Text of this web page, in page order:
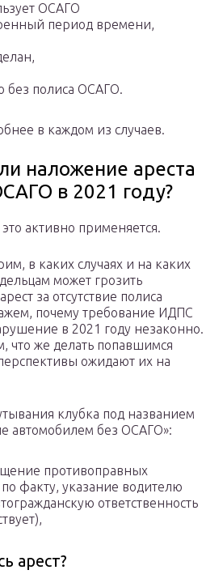
ОСАГО
период времени,
без полиса ОСАГО.
в каждом из случаев.
наложение ареста
в 2021 году?
активно применяется.
в каких случаях и на каких
может грозить
за отсутствие полиса
почему требование ИДПС
в 2021 году незаконно.
что же делать попавшимся
ожидают их на
клубка под названием
автомобилем без ОСАГО»:
противоправных
по факту, указание водителю
ответственность
арест?